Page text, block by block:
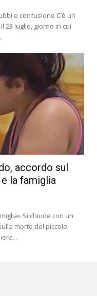
e confusione C’è un
23 luglio, giorno in cui
accordo sul
la famiglia
Si chiude con un
morte del piccolo